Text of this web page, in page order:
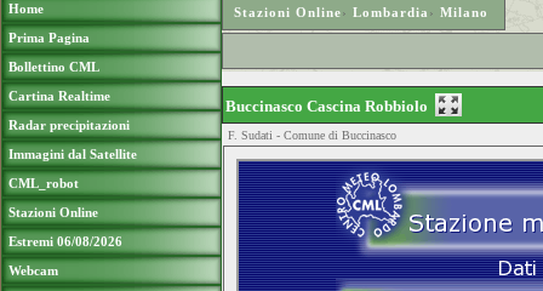
Home
Prima Pagina
Bollettino CML
Cartina Realtime
Radar precipitazioni
Immagini dal Satellite
CML_robot
Stazioni Online
Estremi 06/08/2026
Webcam
Stazioni Online› Lombardia › Milano
Buccinasco Cascina Robbiolo
F. Sudati - Comune di Buccinasco